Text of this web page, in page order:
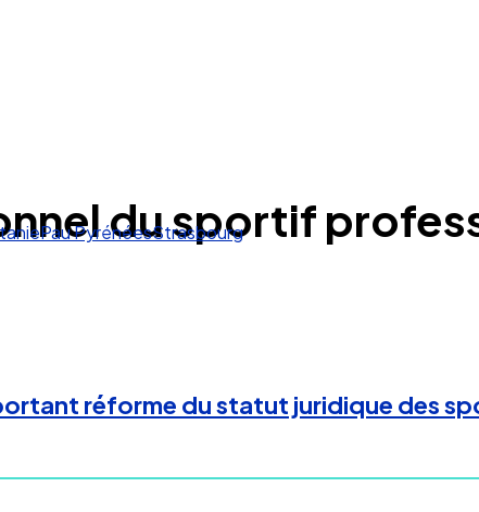
Pau PyrénéesStrasbourg
du sportif
réforme du statut juridique des